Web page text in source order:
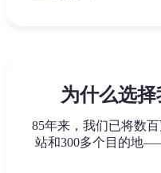
为什么选
85年来，我们已将数
站和300多个目的地